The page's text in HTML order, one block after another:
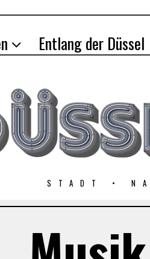
Entlang der Düssel
STADT •